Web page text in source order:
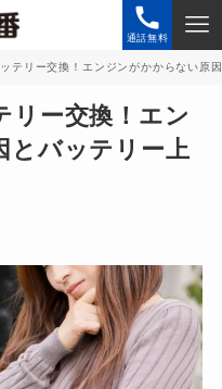
通話無料
テリー交換！エンジンがかからない原
リー交換！エン
とバッテリー上